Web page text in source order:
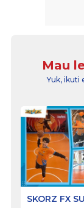
Mau
Yuk, ikuti
SKORZ FX